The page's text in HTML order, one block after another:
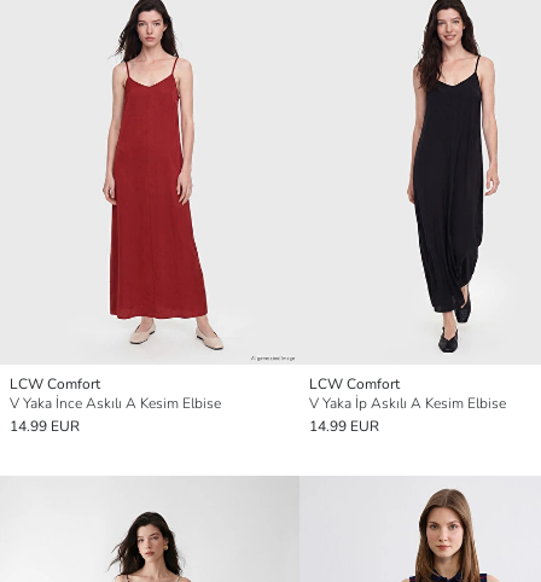
LCW Comfort
V Yaka İnce Askılı A Kesim Elbise
14.99 EUR
LCW Comfort
V Yaka İp Askılı A Kesim Elbise
14.99 EUR